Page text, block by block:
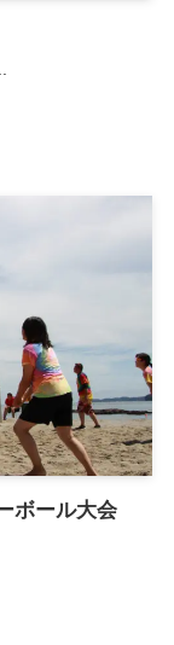
ボール大会